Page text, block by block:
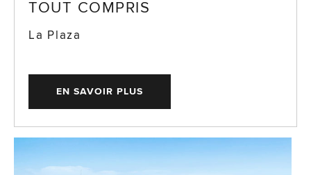
TOUT COMPRIS
La Plaza
EN SAVOIR PLUS